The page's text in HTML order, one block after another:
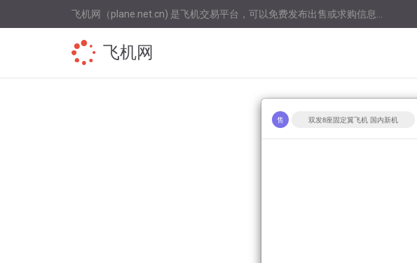
飞机网（plane.net.cn) 是飞机交易平台，可以免费发布出售或求购信息...
飞机网
售 双发8座固定翼飞机 国内新机